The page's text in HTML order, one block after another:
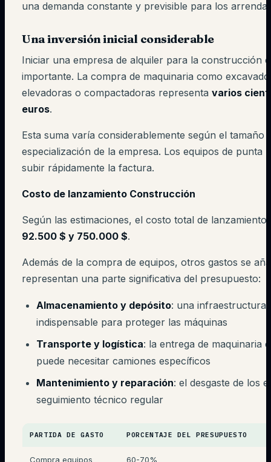
una demanda constante y previsible para los
Una inversión inicial considerable
Iniciar una empresa de alquiler para la construcción
importante. La compra de maquinaria como
elevadoras o compactadoras representa varios
euros.
Esta suma varía considerablemente según el tamaño
especialización de la empresa. Los equipos de punta
subir rápidamente la factura.
Costo de lanzamiento Construcción
Según las estimaciones, el costo total de lanzamiento
92.500 $ y 750.000 $.
Además de la compra de equipos, otros gastos se
representan una parte significativa del presupuesto:
Almacenamiento y depósito: una infraestructura
indispensable para proteger las máquinas
Transporte y logística: la entrega de maquinaria
puede necesitar camiones específicos
Mantenimiento y reparación: el desgaste de los
seguimiento técnico regular
PARTIDA DE GASTO PORCENTAJE DEL PRESUPUESTO
Compra equipos 60-70%